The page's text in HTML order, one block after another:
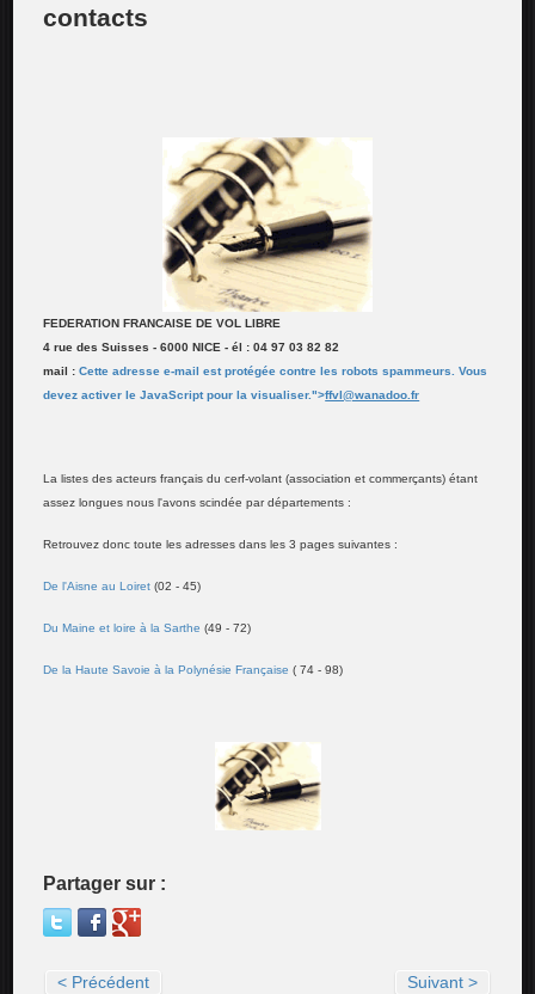
contacts
FEDERATION FRANCAISE DE VOL LIBRE
4 rue des Suisses - 6000 NICE - él : 04 97 03 82 82
mail :Cette adresse e-mail est protégée contre les robots spammeurs. Vous
devez activer le JavaScript pour la visualiser.">ffvl@wanadoo.fr
La listes des acteurs français du cerf-volant (association et commerçants) étant
assez longues nous l'avons scindée par départements :
Retrouvez donc toute les adresses dans les 3 pages suivantes :
De l'Aisne au Loiret (02 - 45)
Du Maine et loire à la Sarthe (49 - 72)
De la Haute Savoie à la Polynésie Française ( 74 - 98)
Partager sur :
< Précédent Suivant >